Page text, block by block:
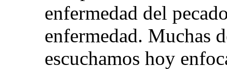
enfermedad del
enfermedad. Muchas
escuchamos hoy